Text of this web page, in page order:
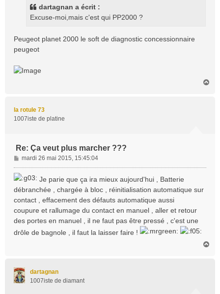
dartagnan a écrit :
Excuse-moi,mais c'est qui PP2000 ?
Peugeot planet 2000 le soft de diagnostic concessionnaire
peugeot
la rotule 73
1007iste de platine
Re: Ça veut plus marcher ???
M
e
s
a
g
e
mardi 26 mai 2015, 15:45:04
Je parie que ça ira mieux aujourd'hui , Batterie
débranchée , chargée à bloc , réinitialisation automatique sur
contact , effacement des défauts automatique aussi
coupure et rallumage du contact en manuel , aller et retour
des portes en manuel , il ne faut pas être pressé , c'est une
drôle de bagnole , il faut la laisser faire !
dartagnan
1007iste de diamant